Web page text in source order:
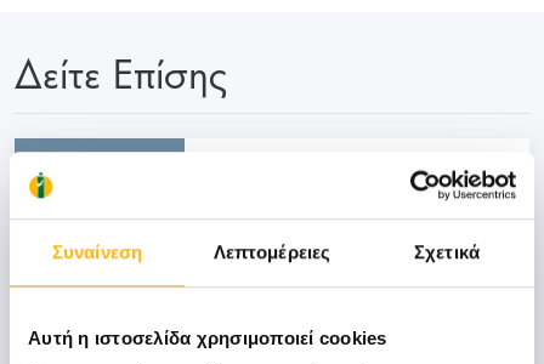
Συναίνεση Λεπτομέρειες Σχετικά
Αυτή η ιστοσελίδα χρησιμοποιεί cookies
Δείτε Επίσης
06
Νοεμβρίου
06 - 07 ΝΟΕ
ΓΕΝΙΚΗ ΚΛΙΝΙΚΗ